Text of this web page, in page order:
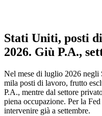
Stati Uniti, posti
2026. Giù P.A.,
Nel mese di luglio 2026 negli
mila posti di lavoro, frutto
P.A., mentre dal settore
piena occupazione. Per la
intervenire già a settembre.